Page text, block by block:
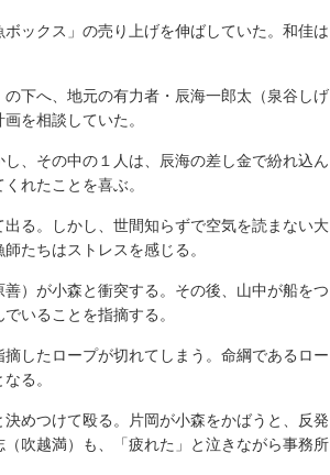
ックス」の売り上げを伸ばしていた。和佳は
下へ、地元の有力者・辰海一郎太（泉谷しげ
を相談していた。
、その中の１人は、辰海の差し金で紛れ込ん
れたことを喜ぶ。
る。しかし、世間知らずで空気を読まない大
たちはストレスを感じる。
）が小森と衝突する。その後、山中が船をつ
いることを指摘する。
したロープが切れてしまう。命綱であるロー
る。
めつけて殴る。片岡が小森をかばうと、反発
吹越満）も、「疲れた」と泣きながら事務所